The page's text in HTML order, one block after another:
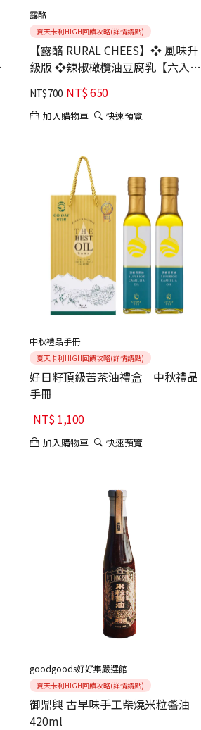
露酪
夏天卡利HIGH回饋攻略(詳情請點)
【露酪 RURAL CHEES】❖ 風味升
級版 ❖辣椒橄欖油豆腐乳【六入
組】｜微辛香爽｜口碑新寵
NT$700 NT$650
加入購物車 快速預覽
中秋禮品手冊
夏天卡利HIGH回饋攻略(詳情請點)
好日籽頂級苦茶油禮盒｜中秋禮品
手冊
NT$1,100
加入購物車 快速預覽
goodgoods好好集嚴選館
夏天卡利HIGH回饋攻略(詳情請點)
御鼎興 古早味手工柴燒米粒醬油
420ml